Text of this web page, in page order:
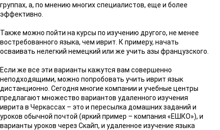
группах, а, по мнению многих специалистов, еще и более
эффективно.
Также можно пойти на курсы по изучению другого, не менее
востребованного языка, чем иврит. К примеру, начать
осваивать нелегкий немецкий или же учить азы французского.
Если же все эти варианты кажутся вам совершенно
неподходящими, можно попробовать учить иврит язык
дистанционно. Сегодня многие компании и учебные центры
предлагают множество вариантов удаленного изучения
иврита в Черкассах – это и пересылка домашних заданий и
уроков обычной почтой (яркий пример – компания «ЕШКО»), и
варианты уроков через Скайп, и удаленное изучение языка